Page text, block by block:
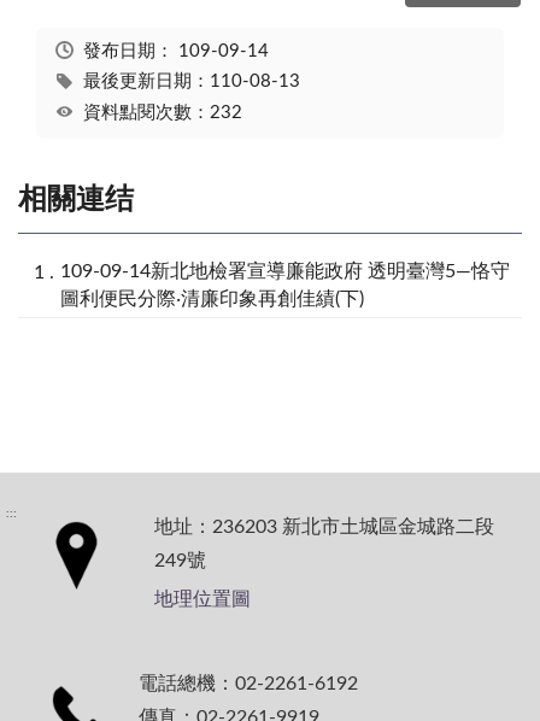
發布日期： 109-09-14
最後更新日期：110-08-13
資料點閱次數：232
相關連结
109-09-14新北地檢署宣導廉能政府 透明臺灣5—恪守
圖利便民分際‧清廉印象再創佳績(下)
:::
地址：236203 新北市土城區金城路二段
249號
地理位置圖
電話總機：02-2261-6192